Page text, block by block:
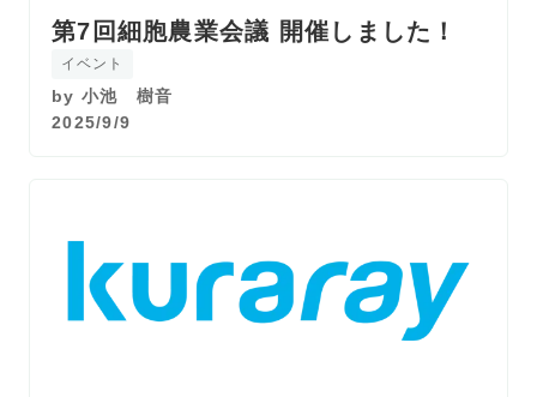
第7回細胞農業会議 開催しました！
イベント
by 小池 樹音
2025/9/9